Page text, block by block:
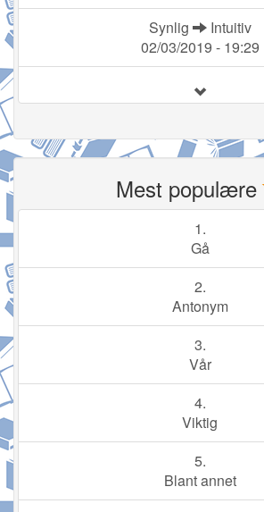
Synlig
Intuitiv
02/03/2019 - 19:29
Mest populære
1.
Gå
2.
Antonym
3.
Vår
4.
Viktig
5.
Blant annet